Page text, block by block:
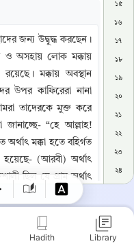
Hadith Library
জন্য উদ্বুদ্ধ করছেন।
ও অসহায় লোক মক্কায়
মক্কায় অবস্থান
উপর কাফিরেরা নানা
তাদেরকে মুক্ত করে
জানাচ্ছে- “হে আল্লাহ!
মক্কা হতে বহির্গত
হয়েছে- (আরবী) অর্থাৎ
ছিল যে গ্রাম অর্থাৎ
ঐ দুর্বল লোকেরা
করছে এবং সাথে সাথে
আপনার পক্ষ হতে আপনি
করুন।
১৫
১৬
১৭
১৮
১৯
২০
২১
২২
২৩
২৪
২৬